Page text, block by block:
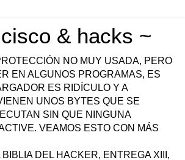
& hacks ~
NO MUY USADA, PERO
EN ALGUNOS PROGRAMAS, ES
ES RIDÍCULO Y A
UNOS BYTES QUE SE
SIN QUE NINGUNA
VEAMOS ESTO CON MÁS
BIBLIA DEL HACKER, ENTREGA XIII,